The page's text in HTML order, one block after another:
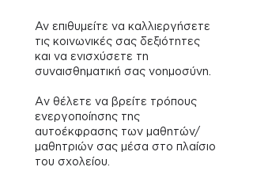
Αν επιθυμείτε να καλλιεργήσετε
τις κοινωνικές σας δεξιότητες
και να ενισχύσετε τη
συναισθηματική σας νοημοσύνη.
Aν θέλετε να βρείτε τρόπους
ενεργοποίησης της
αυτοέκφρασης των μαθητών/
μαθητριών σας μέσα στο πλαίσιο
του σχολείου.